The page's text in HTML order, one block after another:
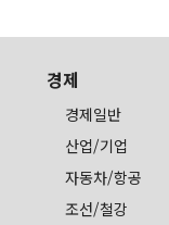
경제
경제일반
산업/기업
자동차/항공
조선/철강